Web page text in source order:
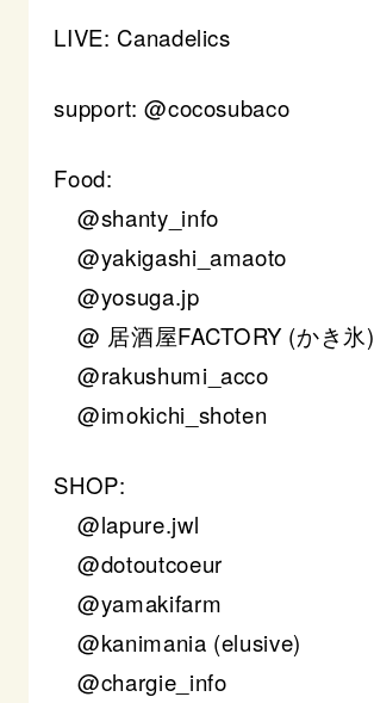
LIVE: Canadelics
support: @cocosubaco
Food:
@shanty_info
@yakigashi_amaoto
@yosuga.jp
@ 居酒屋FACTORY (かき氷)
@rakushumi_acco
@imokichi_shoten
SHOP:
@lapure.jwl
@dotoutcoeur
@yamakifarm
@kanimania (elusive)
@chargie_info